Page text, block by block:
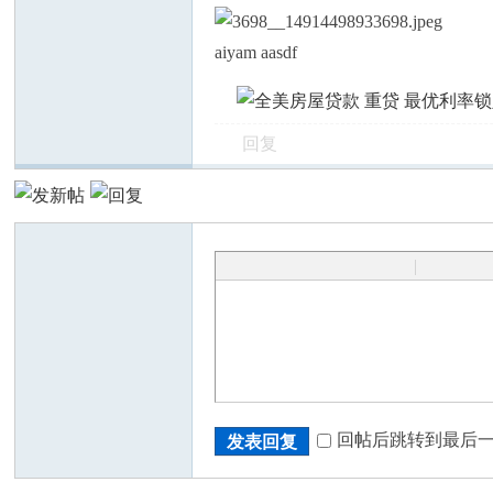
aiyam aasdf
回复
|
发表回复 回帖后跳转到最后